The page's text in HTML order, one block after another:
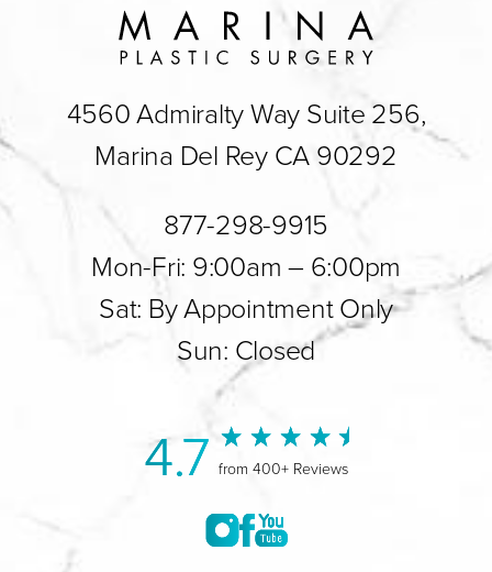
4560 Admiralty Way Suite 256,
Marina Del Rey CA 90292
877-298-9915
Mon-Fri: 9:00am – 6:00pm
Sat: By Appointment Only
Sun: Closed
4.7 from 400+ Reviews